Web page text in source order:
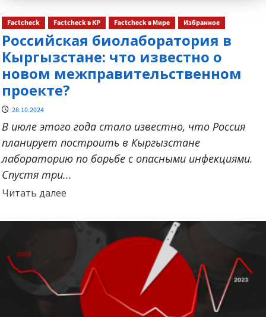
Factcheck Factcheck в КР Factcheck в Мире Избранное
Российская биолаборатория в
Кыргызстане: что известно о
новом межправительственном
проекте?
28.10.2024
В июле этого года стало известно, что Россия
планирует построить в Кыргызстане
лабораторию по борьбе с опасными инфекциями.
Спустя три...
Читать далееПрочитать
о